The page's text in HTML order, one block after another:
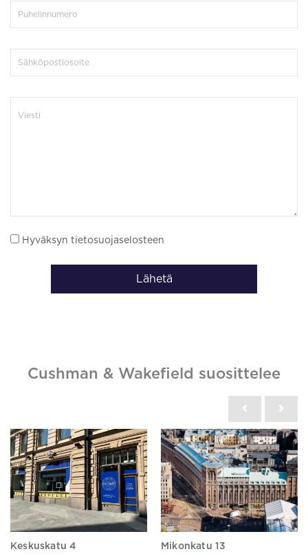
Hyväksyn tietosuojaselosteen
Lähetä
Cushman & Wakefield suosittelee
Keskuskatu 4 Mikonkatu 13